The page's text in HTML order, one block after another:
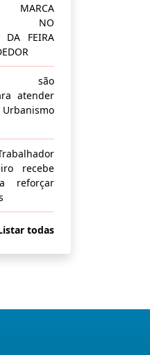
MARCA
NO
DA FEIRA
são
atender
recebe
reforçar
todas